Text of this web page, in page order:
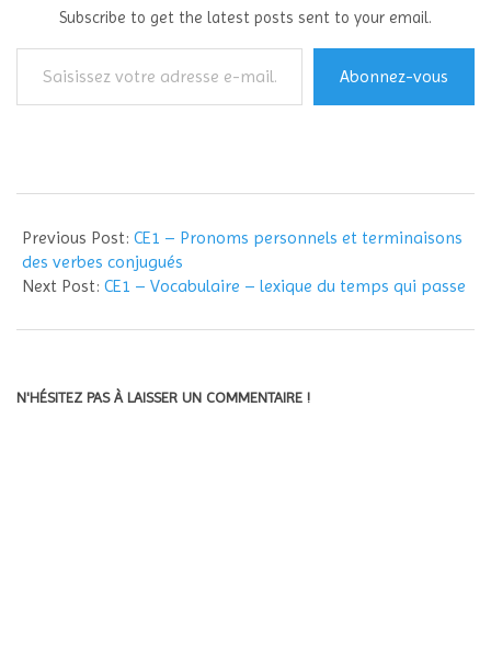
Subscribe to get the latest posts sent to your email.
votre
adresse
Abonnez-vous
07-
03
Previous Post: CE1 – Pronoms personnels et terminaisons
des verbes conjugués
Next Post: CE1 – Vocabulaire – lexique du temps qui passe
N'HÉSITEZ PAS À LAISSER UN COMMENTAIRE !